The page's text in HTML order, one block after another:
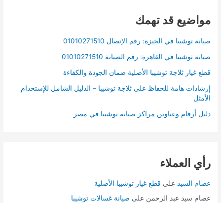
مواضيع قد تهمك
صيانة توشيبا في الجيزة: رقم الإتصال 01010271510
صيانة توشيبا في القاهرة: رقم الصيانة 01010271510
قطع غيار ثلاجة توشيبا الأصلية ضمان الجودة والكفاءة
إرشادات هامة للحفاظ على ثلاجة توشيبا – الدليل الشامل للإستخدام
الأمثل
دليل أرقام وعناوين مراكز صيانة توشيبا في مصر
رأي العملاء
عصام السيد على قطع غيار توشيبا الأصلية
عصام سيد عبد الرحمن على صيانة غسالات توشيبا